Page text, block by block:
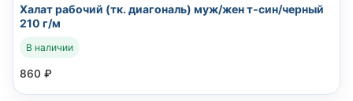
Халат рабочий (тк. диагональ) муж/жен т-син/черный
210 г/м
В наличии
860 ₽